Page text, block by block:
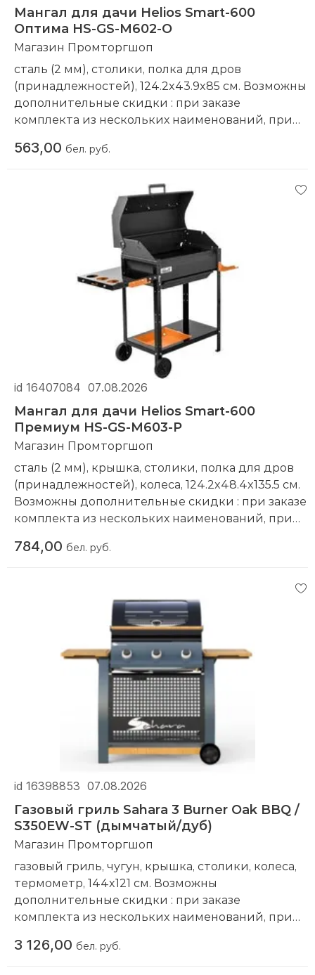
Мангал для дачи Helios Smart-600
Оптима HS-GS-M602-O
Магазин Промторгшоп
сталь (2 мм), столики, полка для дров
(принадлежностей), 124.2x43.9x85 см. Возможны
дополнительные скидки : при заказе
комплекта из нескольких наименований, при
Компания производитель:
563,00 бел. руб.
id 16407084 07.08.2026
Мангал для дачи Helios Smart-600
Премиум HS-GS-M603-P
Магазин Промторгшоп
сталь (2 мм), крышка, столики, полка для дров
(принадлежностей), колеса, 124.2x48.4x135.5 см.
Возможны дополнительные скидки : при заказе
комплекта из нескольких наименований, при
Компания производитель:
784,00 бел. руб.
id 16398853 07.08.2026
Газовый гриль Sahara 3 Burner Oak BBQ /
S350EW-ST (дымчатый/дуб)
Магазин Промторгшоп
газовый гриль, чугун, крышка, столики, колеса,
термометр, 144x121 см. Возможны
дополнительные скидки : при заказе
комплекта из нескольких наименований, при
Компания производитель:
3 126,00 бел. руб.